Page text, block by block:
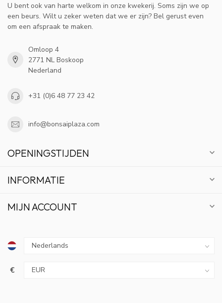
U bent ook van harte welkom in onze kwekerij. Soms zijn we op
een beurs. Wilt u zeker weten dat we er zijn? Bel gerust even
om een afspraak te maken.
Omloop 4
2771 NL Boskoop
Nederland
+31 (0)6 48 77 23 42
info@bonsaiplaza.com
OPENINGSTIJDEN
INFORMATIE
MIJN ACCOUNT
€